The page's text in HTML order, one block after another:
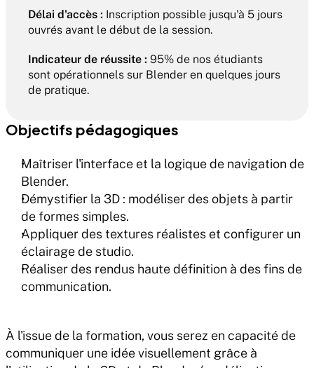
Objectifs pédagogiques
Maîtriser l'interface et la logique de navigation de
Blender.
Démystifier la 3D : modéliser des objets à partir
de formes simples.
Appliquer des textures réalistes et configurer un
éclairage de studio.
Réaliser des rendus haute définition à des fins de
communication.
À l'issue de la formation, vous serez en capacité de
communiquer une idée visuellement grâce à
Délai d'accès : Inscription possible jusqu'à 5 jours
ouvrés avant le début de la session.
Indicateur de réussite : 95% de nos étudiants
sont opérationnels sur Blender en quelques jours
de pratique.